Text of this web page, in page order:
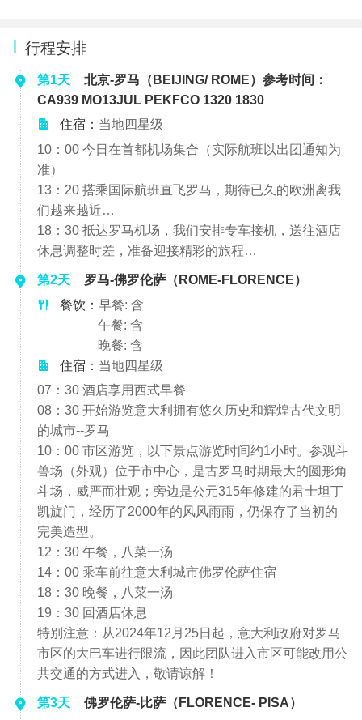
行程安排
第1天
北京-罗马（BEIJING/ ROME）参考时间：
CA939 MO13JUL PEKFCO 1320 1830
住宿： 当地四星级
10：00 今日在首都机场集合（实际航班以出团通知为
准）
13：20 搭乘国际航班直飞罗马，期待已久的欧洲离我
们越来越近…
18：30 抵达罗马机场，我们安排专车接机，送往酒店
休息调整时差，准备迎接精彩的旅程…
第2天
罗马-佛罗伦萨（ROME-FLORENCE）
餐饮： 早餐: 含
午餐: 含
晚餐: 含
住宿： 当地四星级
07：30 酒店享用西式早餐
08：30 开始游览意大利拥有悠久历史和辉煌古代文明
的城市--罗马
10：00 市区游览，以下景点游览时间约1小时。参观斗
兽场（外观）位于市中心，是古罗马时期最大的圆形角
斗场，威严而壮观；旁边是公元315年修建的君士坦丁
凯旋门，经历了2000年的风风雨雨，仍保存了当初的
完美造型。
12：30 午餐，八菜一汤
14：00 乘车前往意大利城市佛罗伦萨住宿
18：30 晚餐，八菜一汤
19：30 回酒店休息
特别注意：从2024年12月25日起，意大利政府对罗马
市区的大巴车进行限流，因此团队进入市区可能改用公
共交通的方式进入，敬请谅解！
第3天
佛罗伦萨-比萨（FLORENCE- PISA）